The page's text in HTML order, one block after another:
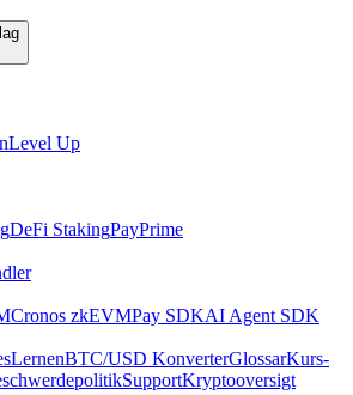
Level Up
DeFi StakingPayPrime
Cronos zkEVMPay SDKAI Agent SDK
LernenBTC/USD KonverterGlossarKurs-
SupportKryptooversigt